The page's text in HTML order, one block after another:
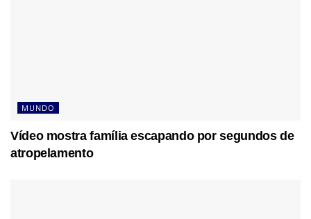
MUNDO
Vídeo mostra família escapando por segundos de
atropelamento